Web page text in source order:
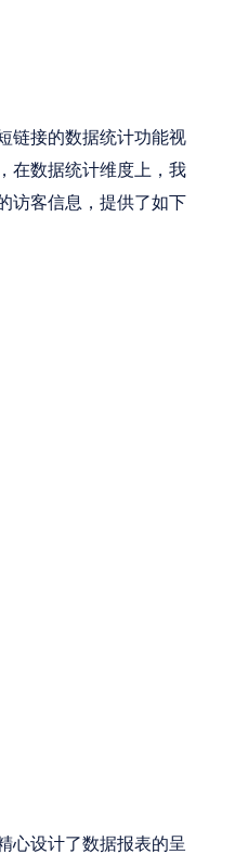
链接的数据统计功能视
在数据统计维度上，我
访客信息，提供了如下
心设计了数据报表的呈